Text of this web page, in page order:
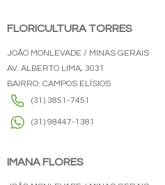
FLORICULTURA TORRES
JOÃO MONLEVADE / MINAS GERAIS
AV. ALBERTO LIMA, 3031
BAIRRO: CAMPOS ELÍSIOS
(31) 3851-7451
(31) 98447-1381
IMANA FLORES